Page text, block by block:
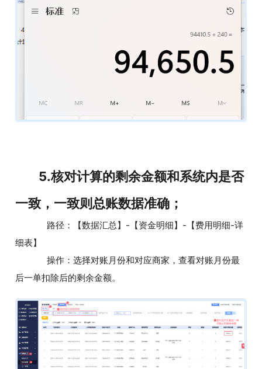
5.核对计算的剩余金额和系统内是否
一致，一致则总账数据准确；
路径：【数据汇总】-【资金明细】-【费用明细-详
细表】
操作：选择对账月份和对应商家，查看对账月份最
后一单扣除后的剩余金额。